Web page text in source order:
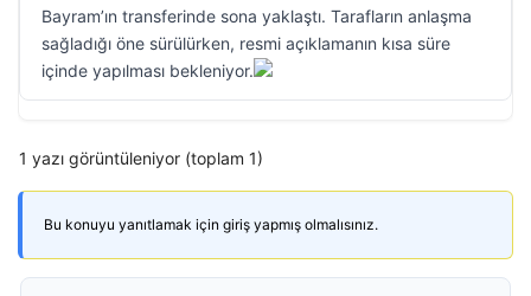
Bayram’ın transferinde sona yaklaştı. Tarafların anlaşma
sağladığı öne sürülürken, resmi açıklamanın kısa süre
içinde yapılması bekleniyor.
1 yazı görüntüleniyor (toplam 1)
Bu konuyu yanıtlamak için giriş yapmış olmalısınız.